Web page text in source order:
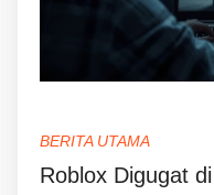
BERITA UTAMA
Roblox Digugat